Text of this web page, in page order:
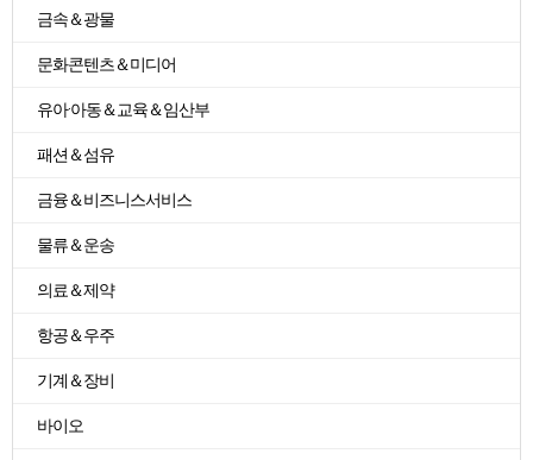
금속＆광물
문화콘텐츠＆미디어
유아·아동＆교육＆임산부
패션＆섬유
금융＆비즈니스서비스
물류＆운송
의료＆제약
항공＆우주
기계＆장비
바이오